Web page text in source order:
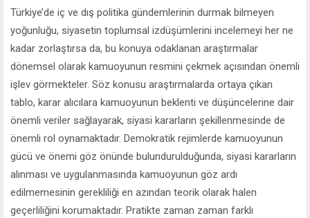
Türkiye’de iç ve dış politika gündemlerinin durmak bilmeyen
yoğunluğu, siyasetin toplumsal izdüşümlerini incelemeyi her ne
kadar zorlaştırsa da, bu konuya odaklanan araştırmalar
dönemsel olarak kamuoyunun resmini çekmek açısından önemli
işlev görmekteler. Söz konusu araştırmalarda ortaya çıkan
tablo, karar alıcılara kamuoyunun beklenti ve düşüncelerine dair
önemli veriler sağlayarak, siyasi kararların şekillenmesinde de
önemli rol oynamaktadır. Demokratik rejimlerde kamuoyunun
gücü ve önemi göz önünde bulundurulduğunda, siyasi kararların
alınması ve uygulanmasında kamuoyunun göz ardı
edilmemesinin gerekliliği en azından teorik olarak halen
geçerliliğini korumaktadır. Pratikte zaman zaman farklı